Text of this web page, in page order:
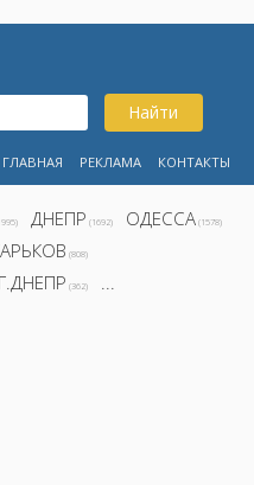
Найти
ГЛАВНАЯ РЕКЛАМА КОНТАКТЫ
ДНЕПР (1692) ОДЕССА (1578)
(808)
Г.ДНЕПР (362) ...